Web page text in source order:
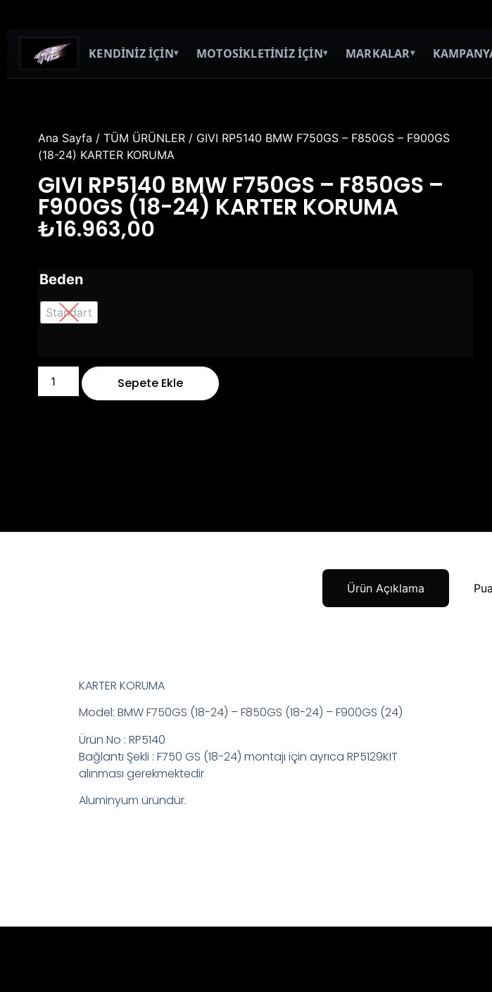
KENDİNİZ İÇİN▾ MOTOSİKLETİNİZ İÇİN▾ MARKALAR▾
Ana Sayfa / TÜM ÜRÜNLER/ GIVI RP5140 BMW F750GS – F850GS – F900GS
(18-24) KARTER KORUMA
GIVI RP5140 BMW F750GS – F850GS –
F900GS (18-24) KARTER KORUMA
₺16.963,00
Beden
Standart
Sepete Ekle
Ürün Açıklama
KARTER KORUMA
Model: BMW F750GS (18-24) – F850GS (18-24) – F900GS (24)
Ürün No : RP5140
Bağlantı Şekli : F750 GS (18-24) montajı için ayrıca RP5129KIT
alınması gerekmektedir
Aluminyum üründür.